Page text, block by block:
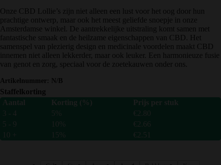
Onze CBD Lollie’s zijn niet alleen een lust voor het oog door hun
prachtige ontwerp, maar ook het meest geliefde snoepje in onze
Amsterdamse winkel. De aantrekkelijke uitstraling komt samen met
fantastische smaak en de heilzame eigenschappen van CBD. Het
samenspel van plezierig design en medicinale voordelen maakt CBD
innemen niet alleen lekkerder, maar ook leuker. Een harmonieuze fusie
van genot en zorg, speciaal voor de zoetekauwen onder ons.
Artikelnummer: N/B
Staffelkorting
Aantal
Korting (%)
Prijs per stuk
3 - 4
5% € 2.80
5 - 9
10% € 2.66
10 +
15% € 2.51